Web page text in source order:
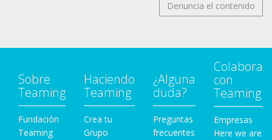
Denuncia el contenido
Sobre
Teaming
Fundación
Teaming
Haciendo
Teaming
Crea tu
Grupo
¿Alguna
duda?
Preguntas
frecuentes
Colabora
con
Teaming
Empresas
Here we are